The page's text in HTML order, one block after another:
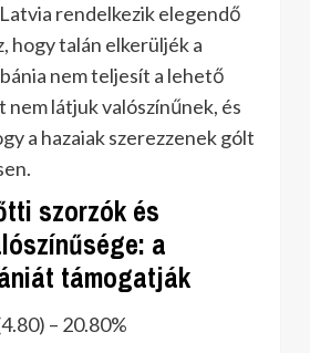
rendelkezik elegendő
hogy talán elkerüljék a
nem teljesít a lehető
nem látjuk valószínűnek, és
a hazaiak szerezzenek gólt
szorzók és
a
támogatják
– 20.80%